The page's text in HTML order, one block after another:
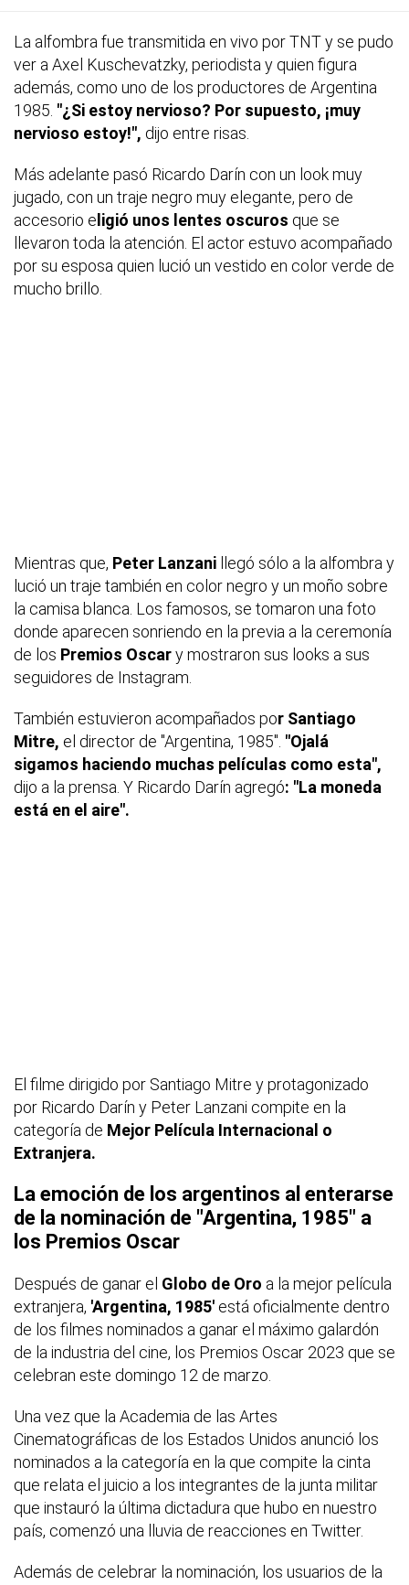
La alfombra fue transmitida en vivo por TNT y se pudo
ver a Axel Kuschevatzky, periodista y quien figura
además, como uno de los productores de Argentina
1985. "¿Si estoy nervioso? Por supuesto, ¡muy
nervioso estoy!", dijo entre risas.
Más adelante pasó Ricardo Darín con un look muy
jugado, con un traje negro muy elegante, pero de
accesorio e ligió unos lentes oscuros que se
llevaron toda la atención. El actor estuvo acompañado
por su esposa quien lució un vestido en color verde de
mucho brillo.
Mientras que, Peter Lanzani llegó sólo a la alfombra y
lució un traje también en color negro y un moño sobre
la camisa blanca. Los famosos, se tomaron una foto
donde aparecen sonriendo en la previa a la ceremonía
de los Premios Oscary mostraron sus looks a sus
seguidores de Instagram.
También estuvieron acompañados por Santiago
Mitre, el director de "Argentina, 1985". "Ojalá
sigamos haciendo muchas películas como esta",
dijo a la prensa. Y Ricardo Darín agregó: "La moneda
está en el aire".
El filme dirigido por Santiago Mitre y protagonizado
por Ricardo Darín y Peter Lanzani compite en la
categoría de Mejor Película Internacional o
Extranjera.
La emoción de los argentinos al enterarse
de la nominación de "Argentina, 1985" a
los Premios Oscar
Después de ganar el Globo de Oro a la mejor película
extranjera, 'Argentina, 1985' está oficialmente dentro
de los filmes nominados a ganar el máximo galardón
de la industria del cine, los Premios Oscar 2023 que se
celebran este domingo 12 de marzo.
Una vez que la Academia de las Artes
Cinematográficas de los Estados Unidos anunció los
nominados a la categoría en la que compite la cinta
que relata el juicio a los integrantes de la junta militar
que instauró la última dictadura que hubo en nuestro
país, comenzó una lluvia de reacciones en Twitter.
Además de celebrar la nominación, los usuarios de la